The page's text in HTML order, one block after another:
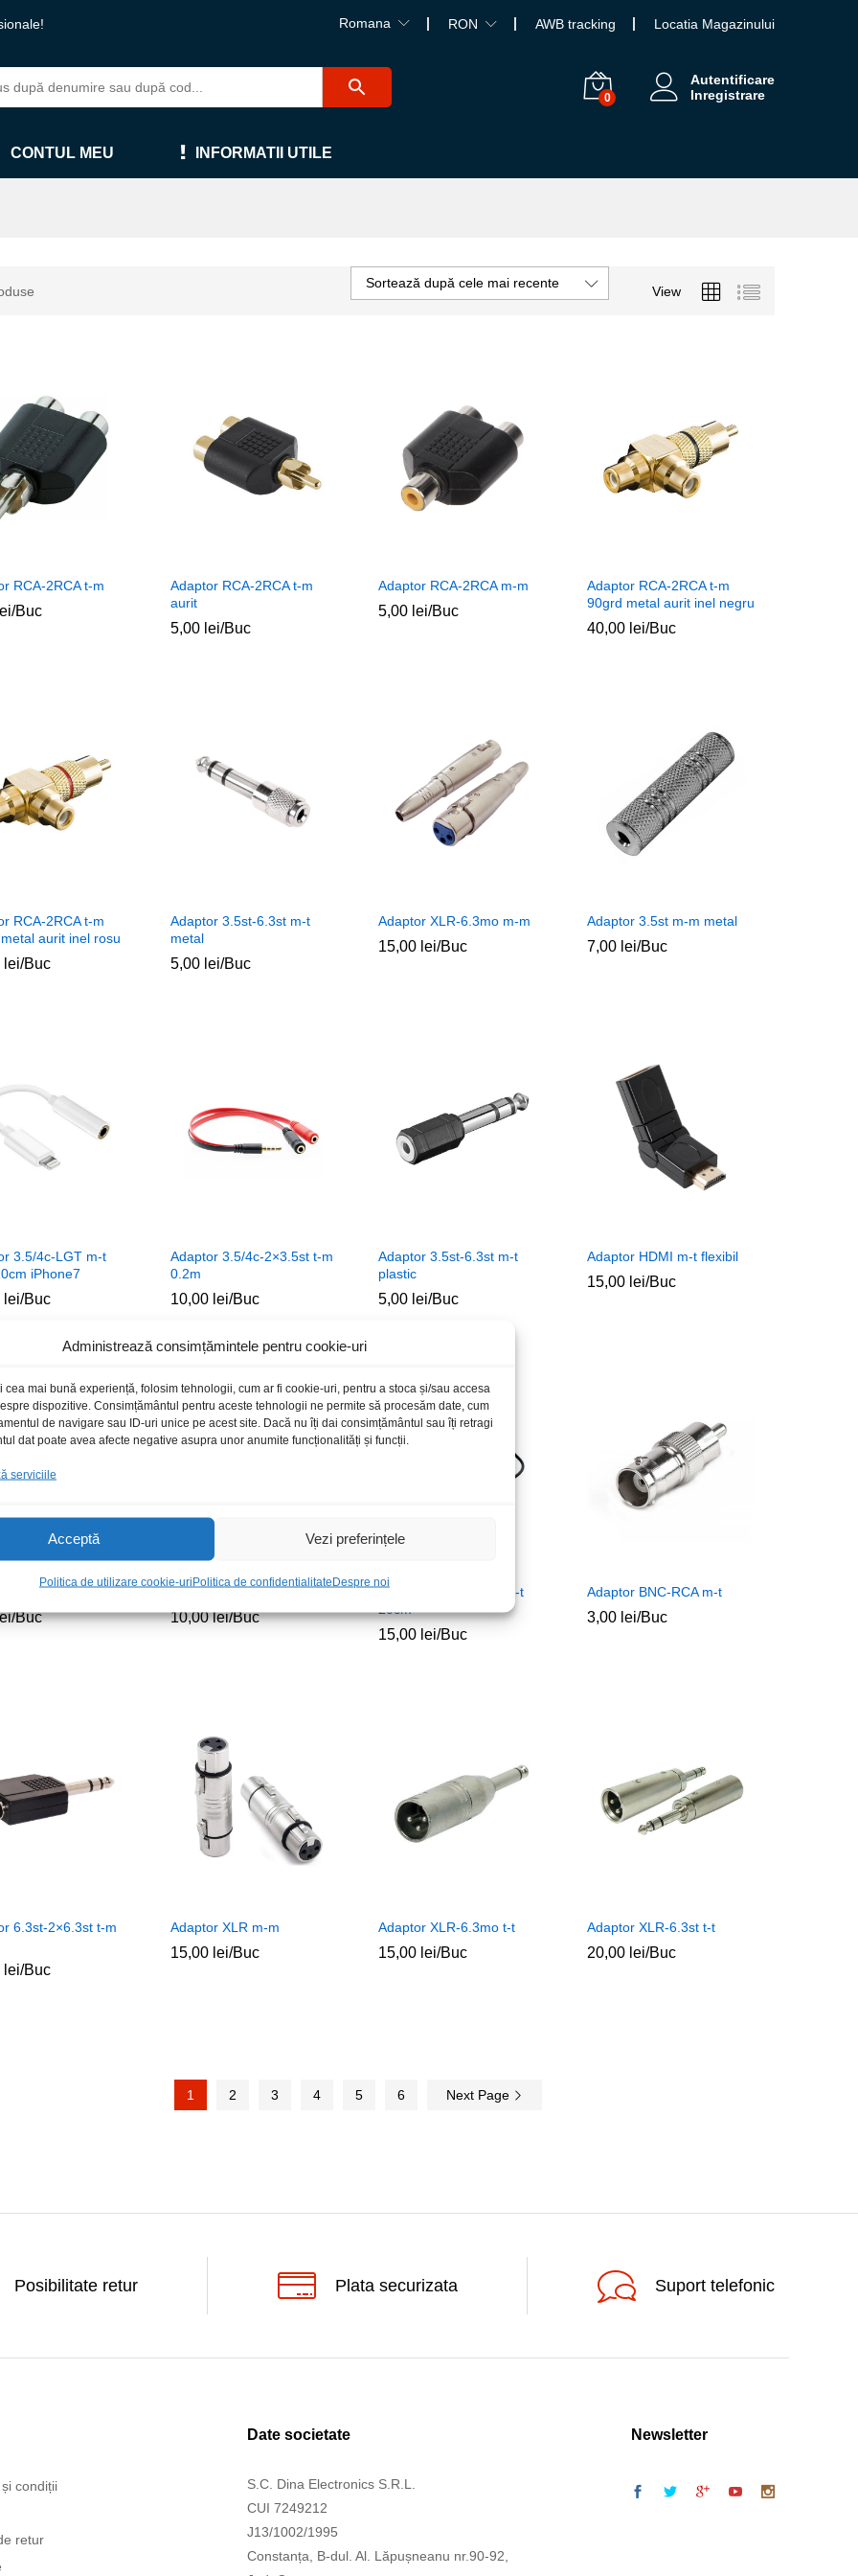
Administrează consimțămintele pentru cookie-uri
cea mai bună experiență, folosim tehnologii, cum ar fi cookie-uri, pentru a stoca și/sau accesa
dispozitive. Consimțământul pentru aceste tehnologii ne permite să procesăm date, cum
de navigare sau ID-uri unice pe acest site. Dacă nu îți dai consimțământul sau îți retragi
dat poate avea afecte negative asupra unor anumite funcționalități și funcții.
serviciile
Acceptă Vezi preferințele
Politica de utilizare cookie-uriPolitica de confidentialitateDespre noi
Romana RON AWB tracking Locatia Magazinului
0
Autentificare
Inregistrare
CONTUL MEU INFORMATII UTILE
View
Sortează după cele mai recente
RCA-2RCA t-m
lei/Buc
lei
Adaptor RCA-2RCA t-m
aurit
5,00 lei/Buc
5,00 lei
Adaptor RCA-2RCA m-m
5,00 lei/Buc
5,00 lei
Adaptor RCA-2RCA t-m
90grd metal aurit inel negru
40,00 lei/Buc
40,00 lei
RCA-2RCA t-m
aurit inel rosu
lei/Buc
lei
Adaptor 3.5st-6.3st m-t
metal
5,00 lei/Buc
5,00 lei
Adaptor XLR-6.3mo m-m
15,00 lei/Buc
15,00 lei
Adaptor 3.5st m-m metal
7,00 lei/Buc
7,00 lei
3.5/4c-LGT m-t
iPhone7
lei/Buc
lei
Adaptor 3.5/4c-2×3.5st t-m
0.2m
10,00 lei/Buc
10,00 lei
Adaptor 3.5st-6.3st m-t
plastic
5,00 lei/Buc
5,00 lei
Adaptor HDMI m-t flexibil
15,00 lei/Buc
15,00 lei
HDMI m-t 90grd
/Buc
Adaptor HDMI m-t 270grd
10,00lei/Buc
10,00lei
Adaptor 5DIN-2RCA m-t
20cm
15,00 lei/Buc
15,00 lei
Adaptor BNC-RCA m-t
3,00 lei/Buc
3,00 lei
6.3st-2×6.3st t-m
lei/Buc
lei
Adaptor XLR m-m
15,00 lei/Buc
15,00 lei
Adaptor XLR-6.3mo t-t
15,00 lei/Buc
15,00 lei
Adaptor XLR-6.3st t-t
20,00 lei/Buc
20,00 lei
1 2 3 4 5 6 Next Page
Posibilitate retur Plata securizata Suport telefonic
condiții
retur
Date societate
S.C. Dina Electronics S.R.L.
CUI 7249212
J13/1002/1995
Constanța, B-dul. Al. Lăpușneanu nr.90-92,
Newsletter